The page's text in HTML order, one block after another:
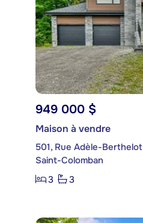
949 000 $
Maison à vendre
501, Rue Adèle-Berthelot
Saint-Colomban
3
3